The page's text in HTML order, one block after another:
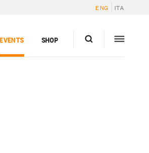
ENG ITA
EVENTS SHOP